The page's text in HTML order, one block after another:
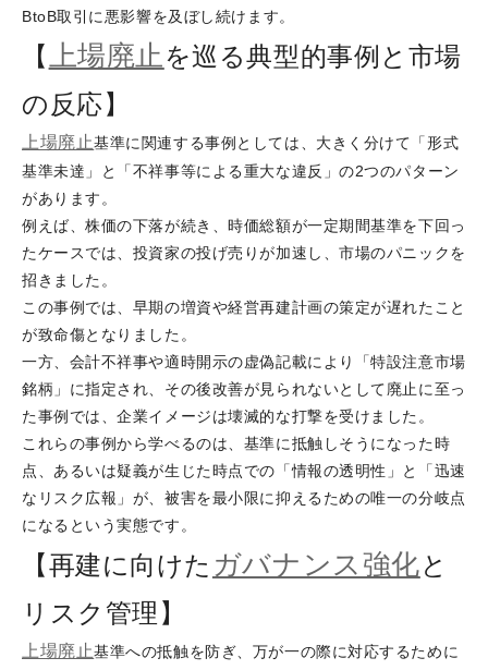
BtoB取引に悪影響を及ぼし続けます。
【上場廃止を巡る典型的事例と市場
の反応】
上場廃止基準に関連する事例としては、大きく分けて「形式
基準未達」と「不祥事等による重大な違反」の2つのパターン
があります。
例えば、株価の下落が続き、時価総額が一定期間基準を下回っ
たケースでは、投資家の投げ売りが加速し、市場のパニックを
招きました。
この事例では、早期の増資や経営再建計画の策定が遅れたこと
が致命傷となりました。
一方、会計不祥事や適時開示の虚偽記載により「特設注意市場
銘柄」に指定され、その後改善が見られないとして廃止に至っ
た事例では、企業イメージは壊滅的な打撃を受けました。
これらの事例から学べるのは、基準に抵触しそうになった時
点、あるいは疑義が生じた時点での「情報の透明性」と「迅速
なリスク広報」が、被害を最小限に抑えるための唯一の分岐点
になるという実態です。
【再建に向けた ガバナンス強化と
リスク管理】
上場廃止基準への抵触を防ぎ、万が一の際に対応するために